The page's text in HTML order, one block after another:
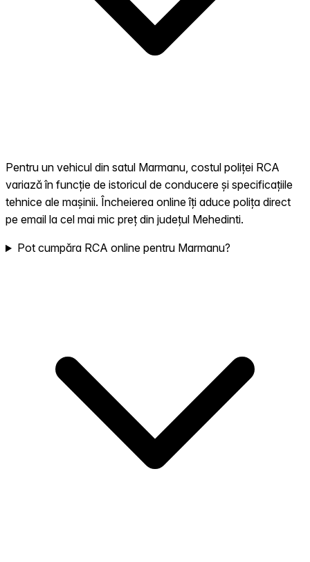
Pentru un vehicul din satul Marmanu, costul poliței RCA
variază în funcție de istoricul de conducere și specificațiile
tehnice ale mașinii. Încheierea online îți aduce polița direct
pe email la cel mai mic preț din județul Mehedinti.
Pot cumpăra RCA online pentru Marmanu?